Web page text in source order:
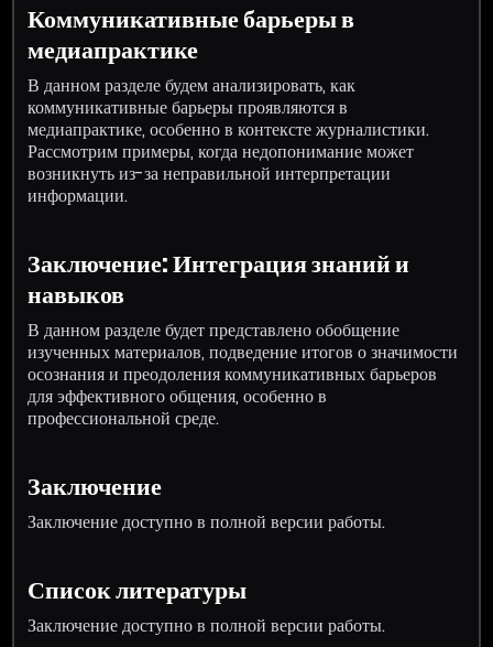
Коммуникативные барьеры в
медиапрактике
В данном разделе будем анализировать, как
коммуникативные барьеры проявляются в
медиапрактике, особенно в контексте журналистики.
Рассмотрим примеры, когда недопонимание может
возникнуть из-за неправильной интерпретации
информации.
Заключение: Интеграция знаний и
навыков
В данном разделе будет представлено обобщение
изученных материалов, подведение итогов о значимости
осознания и преодоления коммуникативных барьеров
для эффективного общения, особенно в
профессиональной среде.
Заключение
Заключение доступно в полной версии работы.
Список литературы
Заключение доступно в полной версии работы.